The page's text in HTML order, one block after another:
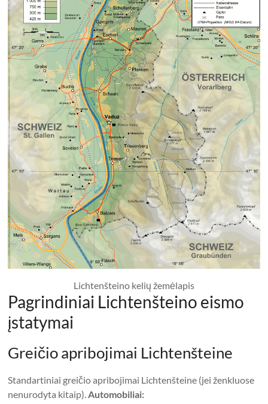
Lichtenšteino kelių žemėlapis
Pagrindiniai Lichtenšteino eismo
įstatymai
Greičio apribojimai Lichtenšteine
Standartiniai greičio apribojimai Lichtenšteine ​​(jei ženkluose
nenurodyta kitaip).Automobiliai: